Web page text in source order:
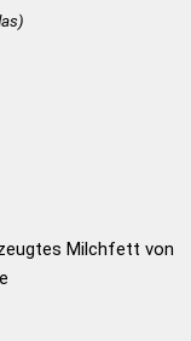
Milchfett von